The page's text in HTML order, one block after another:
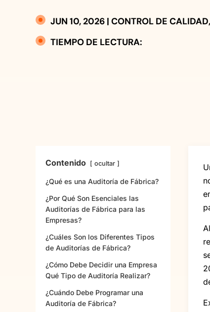
JUN 10, 2026 | CONTROL DE CALIDAD,
TIEMPO DE LECTURA:
Contenido ocultar
¿Qué es una Auditoría de Fábrica?
¿Por Qué Son Esenciales las
Auditorías de Fábrica para las
Empresas?
¿Cuáles Son los Diferentes Tipos
de Auditorías de Fábrica?
¿Cómo Debe Decidir una Empresa
Qué Tipo de Auditoría Realizar?
¿Cuándo Debe Programar una
Auditoría de Fábrica?